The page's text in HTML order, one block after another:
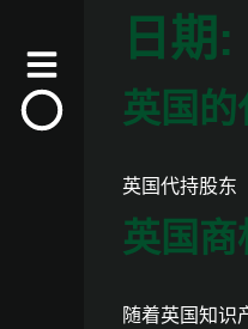
日期:
英国
英国代持股东
英国
随着英国知识